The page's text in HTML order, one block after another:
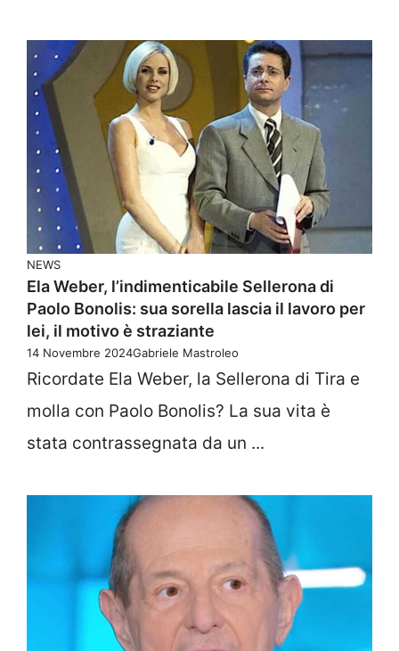
NEWS
Ela Weber, l’indimenticabile Sellerona di
Paolo Bonolis: sua sorella lascia il lavoro per
lei, il motivo è straziante
14 Novembre 2024Gabriele Mastroleo
Ricordate Ela Weber, la Sellerona di Tira e
molla con Paolo Bonolis? La sua vita è
stata contrassegnata da un ...